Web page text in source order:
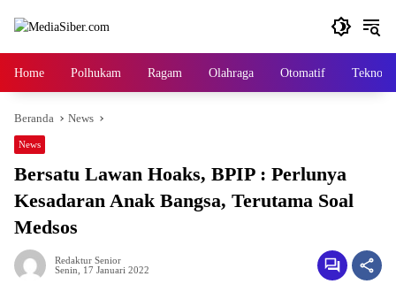
Home Polhukam Ragam Olahraga Otomatif Tekno
Beranda News
News
Bersatu Lawan Hoaks, BPIP : Perlunya
Kesadaran Anak Bangsa, Terutama Soal
Medsos
Redaktur Senior
Senin, 17 Januari 2022